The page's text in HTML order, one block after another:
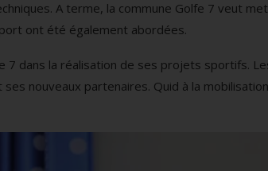
A terme, la commune Golfe 7 veut
ont été également abordées.
7 dans la réalisation de ses projets sportifs.
nouveaux partenaires. Quid à la